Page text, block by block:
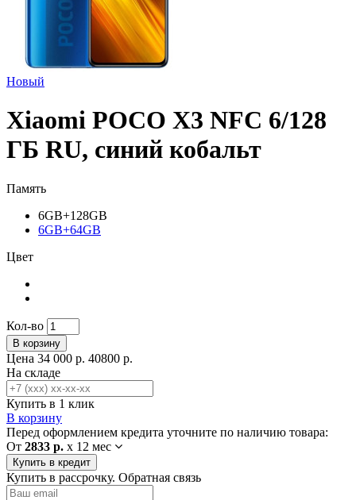
Новый
Xiaomi POCO X3 NFC 6/128
ГБ RU, синий кобальт
Память
6GB+128GB
6GB+64GB
Цвет
Кол-во
В корзину
Цена 34 000 р. 40800 р.
На складе
Купить в 1 клик
В корзину
Перед оформлением кредита уточните по наличию товара:
От 2833 р. x 12 мес
Купить в кредит
Купить в рассрочку. Обратная связь